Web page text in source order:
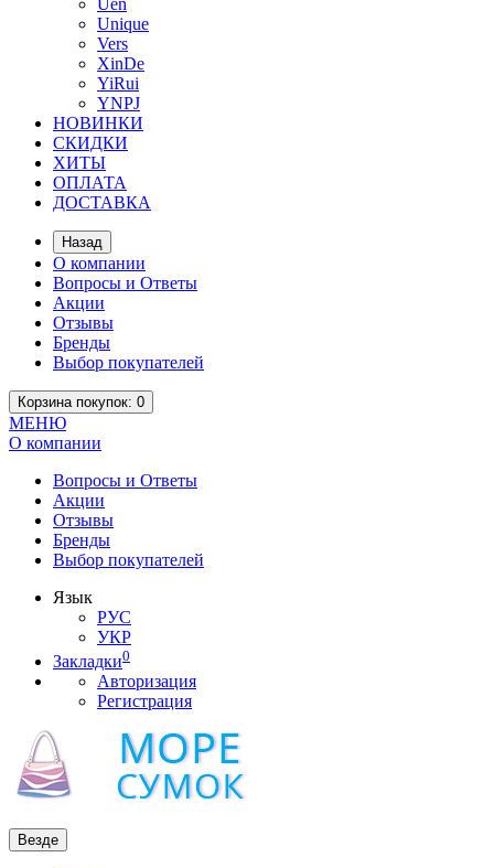
Uen
Unique
Vers
XinDe
YiRui
YNPJ
НОВИНКИ
СКИДКИ
ХИТЫ
ОПЛАТА
ДОСТАВКА
Назад
О компании
Вопросы и Ответы
Акции
Отзывы
Бренды
Выбор покупателей
Корзинапокупок: 0
МЕНЮ
О компании
Вопросы и Ответы
Акции
Отзывы
Бренды
Выбор покупателей
Язык
РУС
УКР
Закладки0
Авторизация
Регистрация
Везде